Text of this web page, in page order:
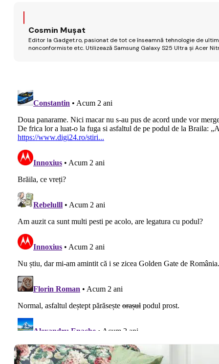
Cosmin Mușat
Editor la Gadget.ro, pasionat de tot ce înseamnă tehnologie de
nonconformiste etc. Utilizează Samsung Galaxy S25 Ultra și Acer